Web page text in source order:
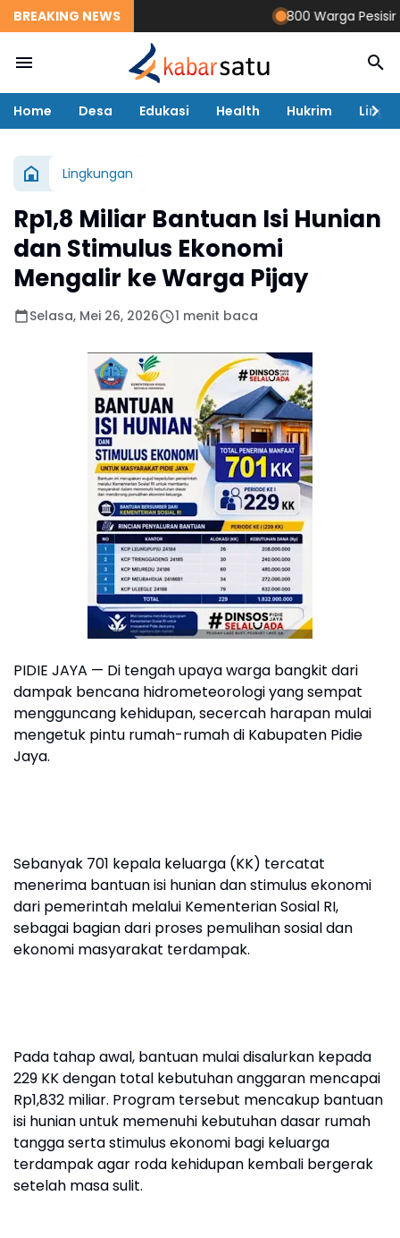
BREAKING NEWS 800 Warga Pesisir
Home Desa Edukasi Health Hukrim
Lingkungan
Rp1,8 Miliar Bantuan Isi Hunian
dan Stimulus Ekonomi
Mengalir ke Warga Pijay
Selasa, Mei 26, 2026 1 menit baca
PIDIE JAYA — Di tengah upaya warga bangkit dari
dampak bencana hidrometeorologi yang sempat
mengguncang kehidupan, secercah harapan mulai
mengetuk pintu rumah-rumah di Kabupaten Pidie
Jaya.
Sebanyak 701 kepala keluarga (KK) tercatat
menerima bantuan isi hunian dan stimulus ekonomi
dari pemerintah melalui Kementerian Sosial RI,
sebagai bagian dari proses pemulihan sosial dan
ekonomi masyarakat terdampak.
Pada tahap awal, bantuan mulai disalurkan kepada
229 KK dengan total kebutuhan anggaran mencapai
Rp1,832 miliar. Program tersebut mencakup bantuan
isi hunian untuk memenuhi kebutuhan dasar rumah
tangga serta stimulus ekonomi bagi keluarga
terdampak agar roda kehidupan kembali bergerak
setelah masa sulit.